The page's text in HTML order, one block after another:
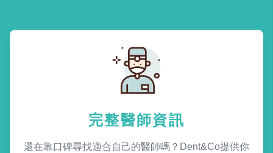
完整醫師資訊
還在靠口碑尋找適合自己的醫師嗎？Dent&Co提供你